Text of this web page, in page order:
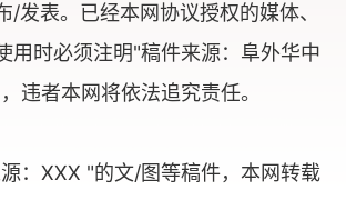
/发表。已经本网协议授权的媒体、
用时必须注明"稿件来源：阜外华中
违者本网将依法追究责任。
：XXX "的文/图等稿件，本网转载